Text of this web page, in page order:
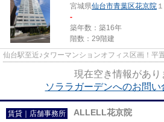
宮城県仙台市青葉区花京院
-
築年数：築16年
階数：29階建
仙台駅至近♪タワーマンションオフィス区画！平
現在空き情報があり
ソララガーデンへのお問い
賃貸｜店舗事務所 ALLELL花京院